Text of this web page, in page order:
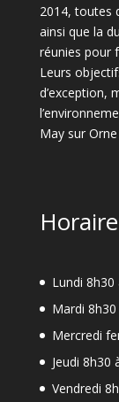
2014, toutes
ainsi que la
réunies pour
Leurs
d’exception,
May sur
Lundi
Mardi
Mercredi
Jeudi 8h30
Vendredi